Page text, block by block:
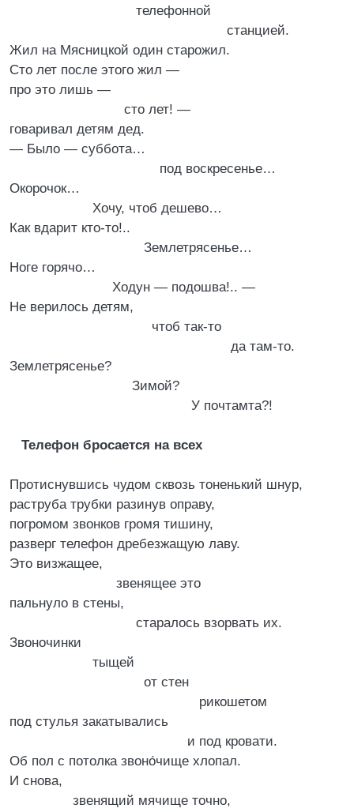
телефонной
станцией.
Жил на Мясницкой один старожил.
Сто лет после этого жил —
про это лишь —
сто лет! —
говаривал детям дед.
— Было — суббота…
под воскресенье…
Окорочок…
Хочу, чтоб дешево…
Как вдарит кто-то!..
Землетрясенье…
Ноге горячо…
Ходун — подошва!.. —
Не верилось детям,
чтоб так-то
да там-то.
Землетрясенье?
Зимой?
У почтамта?!
Телефон бросается на всех
Протиснувшись чудом сквозь тоненький шнур,
раструба трубки разинув оправу,
погромом звонков громя тишину,
разверг телефон дребезжащую лаву.
Это визжащее,
звенящее это
пальнуло в стены,
старалось взорвать их.
Звоночинки
тыщей
от стен
рикошетом
под стулья закатывались
и под кровати.
Об пол с потолка звоно́чище хлопал.
И снова,
звенящий мячище точно,